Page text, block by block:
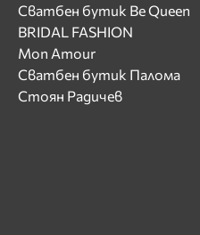
Сватбен бутик Be Queen
BRIDAL FASHION
Mon Amour
Сватбен бутик Палома
Стоян Радичев